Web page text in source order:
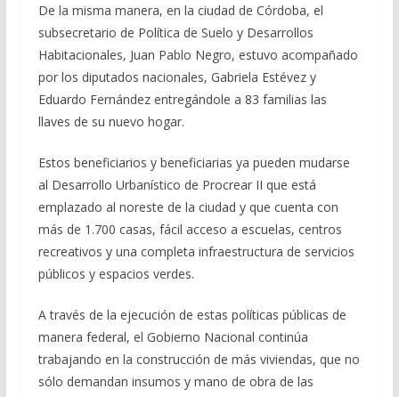
De la misma manera, en la ciudad de Córdoba, el
subsecretario de Política de Suelo y Desarrollos
Habitacionales, Juan Pablo Negro, estuvo acompañado
por los diputados nacionales, Gabriela Estévez y
Eduardo Fernández entregándole a 83 familias las
llaves de su nuevo hogar.
Estos beneficiarios y beneficiarias ya pueden mudarse
al Desarrollo Urbanístico de Procrear II que está
emplazado al noreste de la ciudad y que cuenta con
más de 1.700 casas, fácil acceso a escuelas, centros
recreativos y una completa infraestructura de servicios
públicos y espacios verdes.
A través de la ejecución de estas políticas públicas de
manera federal, el Gobierno Nacional continúa
trabajando en la construcción de más viviendas, que no
sólo demandan insumos y mano de obra de las